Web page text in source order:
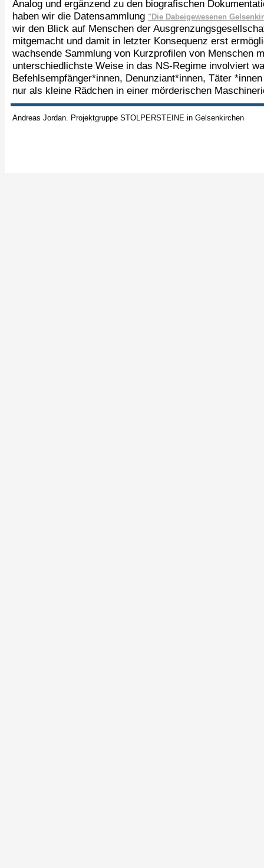
Analog und ergänzend zu den biografischen
haben wir die Datensammlung "Die Dabeigewesenen
wir den Blick auf Menschen der
mitgemacht und damit in letzter Konsequenz erst
wachsende Sammlung von Kurzprofilen von Menschen
unterschiedlichste Weise in das NS-Regime involviert
Befehlsempfänger*innen, Denunziant*innen, Täter
nur als kleine Rädchen in einer mörderischen
Andreas Jordan. Projektgruppe STOLPERSTEINE in Gelsenkirchen